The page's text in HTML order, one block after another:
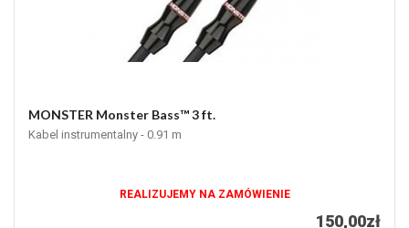
MONSTER Monster Bass™ 3 ft.
Kabel instrumentalny - 0.91 m
REALIZUJEMY NA ZAMÓWIENIE
150,00zł